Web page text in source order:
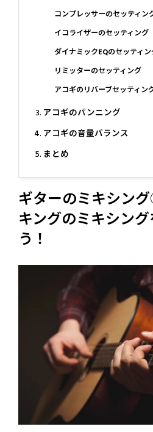
コンプレッサーのセッティン
イコライザーのセッティング
ダイナミックEQのセッティン
リミッターのセッティング
アコギのリバーブセッティン
アコギのパンニング
アコギの音量バランス
まとめ
ギターのミキシン
キングのミキシン
う！